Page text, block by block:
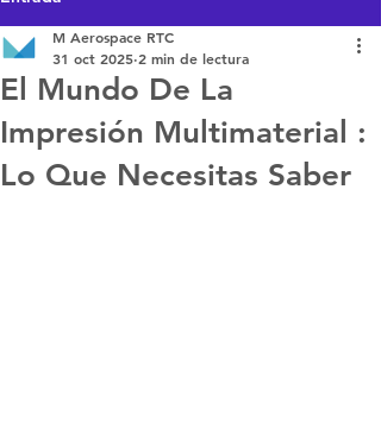
El Mundo De La
Impresión Multimaterial :
Lo Que Necesitas Saber
M Aerospace RTC
31 oct 2025 2 min de lectura